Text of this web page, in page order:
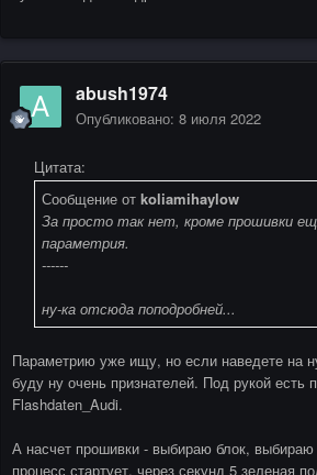
abush1974
Опубликовано: 8 июля 2022
Цитата:
Сообщение от koliamihaylow
За просто так нет, кроме прошивки
параметрия.
------
ну-ка отсюда поподробней...
Параметрию уже ищу, но если наведете на
буду ну очень признателей. Под рукой есть
Flashdaten_Audi.
А насчет прошивки - выбираю блок,
процесс стартует, через секунд 5 зеленая